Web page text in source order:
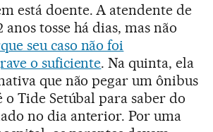
está doente. A atendente de
tosse há dias, mas não
seu caso não foi
o suficiente. Na quinta, ela
que não pegar um ônibus
o Tide Setúbal para saber do
no dia anterior. Por uma